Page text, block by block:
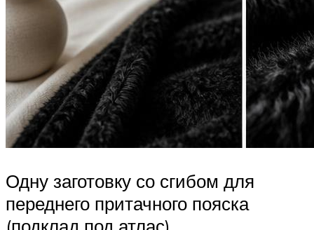
Одну заготовку со сгибом для
переднего притачного пояска